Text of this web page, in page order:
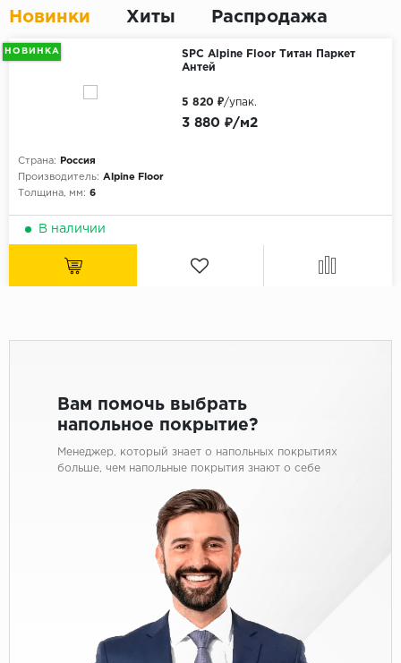
Новинки Хиты Распродажа
НОВИНКА
SPC Alpine Floor Титан Паркет
Антей
Страна:
Россия
Производитель: Alpine Floor
Толщина, мм: 6
3 880 ₽/м2
5 820 ₽/упак.
В наличии
Вам помочь выбрать
напольное покрытие?
Менеджер, который знает о напольных покрытиях
больше, чем напольные покрытия знают о себе